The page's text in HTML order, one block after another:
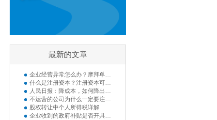
最新的文章
企业经营异常怎么办？摩拜单车陷入经营异常名单
什么是注册资本？注册资本可以使用吗？
人民日报：降成本，如何降出企业活力？
不运营的公司为什么一定要注销？
股权转让中个人所得税详解
企业收到的政府补贴是否开具增值税发票？